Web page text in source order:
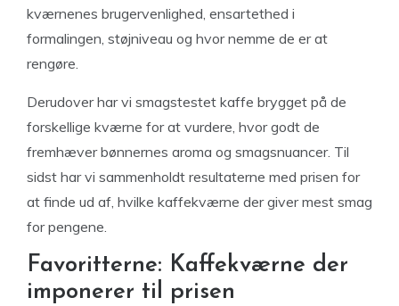
kværnenes brugervenlighed, ensartethed i
formalingen, støjniveau og hvor nemme de er at
rengøre.
Derudover har vi smagstestet kaffe brygget på de
forskellige kværne for at vurdere, hvor godt de
fremhæver bønnernes aroma og smagsnuancer. Til
sidst har vi sammenholdt resultaterne med prisen for
at finde ud af, hvilke kaffekværne der giver mest smag
for pengene.
Favoritterne: Kaffekværne der
imponerer til prisen